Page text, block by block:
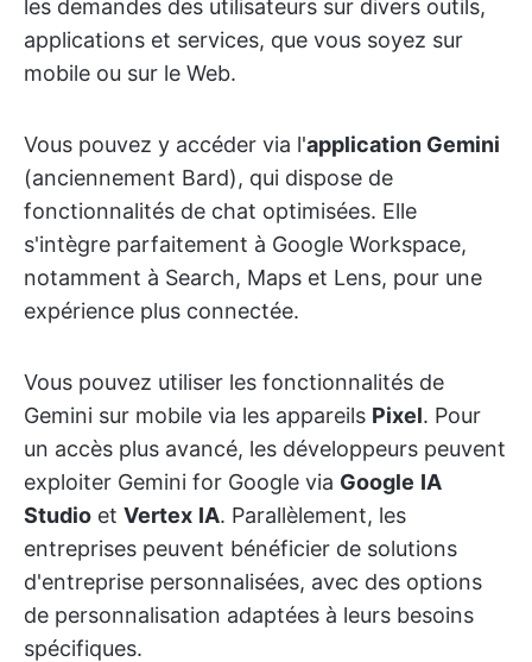
les demandes des utilisateurs sur divers outils,
applications et services, que vous soyez sur
mobile ou sur le Web.
Vous pouvez y accéder via l'application Gemini
(anciennement Bard), qui dispose de
fonctionnalités de chat optimisées. Elle
s'intègre parfaitement à Google Workspace,
notamment à Search, Maps et Lens, pour une
expérience plus connectée.
Vous pouvez utiliser les fonctionnalités de
Gemini sur mobile via les appareils Pixel. Pour
un accès plus avancé, les développeurs peuvent
exploiter Gemini for Google via Google IA
Studio et Vertex IA. Parallèlement, les
entreprises peuvent bénéficier de solutions
d'entreprise personnalisées, avec des options
de personnalisation adaptées à leurs besoins
spécifiques.